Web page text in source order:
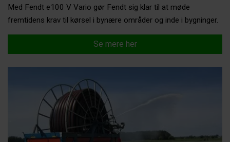
Med Fendt e100 V Vario gør Fendt sig klar til at møde
fremtidens krav til kørsel i bynære områder og inde i bygninger.
Se mere her